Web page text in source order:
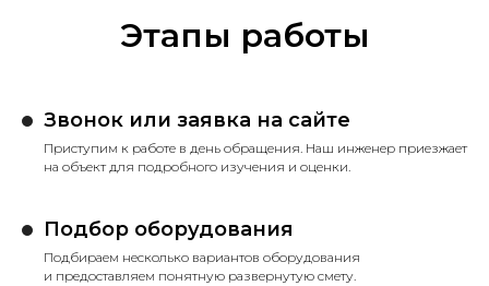
Этапы работы
Звонок или заявка на сайте
Приступим к работе в день обращения. Наш инженер приезжает
на объект для подробного изучения и оценки.
Подбор оборудования
Подбираем несколько вариантов оборудования
и предоставляем понятную развернутую смету.